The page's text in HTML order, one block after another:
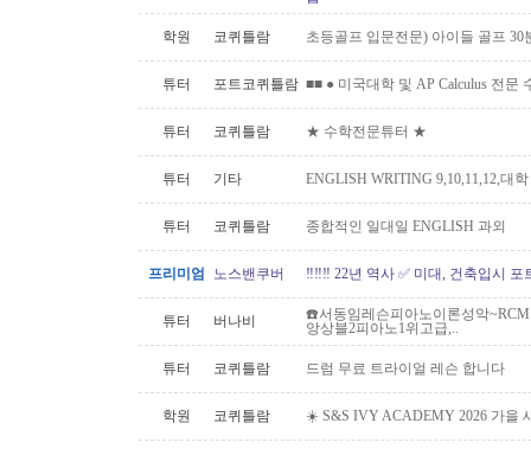
학원 코퀴틀람 초등골프 입문전문) 아이들 골프 30
튜터 포트코퀴틀람 ■■ ● 미국대학 및 AP Calculus 전문
튜터 코퀴틀람 ★ 수학전문튜터 ★
튜터 기타 ENGLISH WRITING 9,10,11,12,대
튜터 코퀴틀람 종합적인 일대일 ENGLISH 과외
프리미엄 노스밴쿠버 ‼️‼️‼️ 22년 역사 ✅ 미대, 건축입시 포
튜터 버나비
☎️서동임레슨피아노이론성악
앙상블2피아노1위고급,..
튜터 코퀴틀람 드럼 무료 트라이얼 레슨 합니다
학원 코퀴틀람 ☀️ S&S IVY ACADEMY 2026 가을